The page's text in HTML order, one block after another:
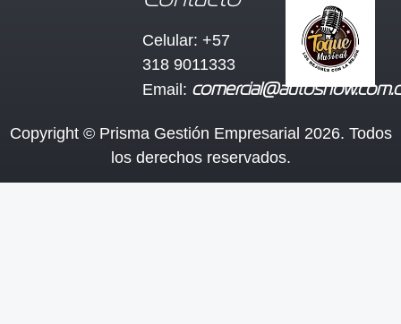
Celular: +57
318 9011333
Email:
Copyright © Prisma Gestión Empresarial 2026. Todos
los derechos reservados.